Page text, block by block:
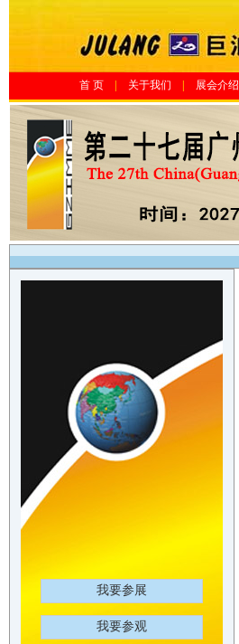
首 页 关于我们 展会介绍
我要参展
我要参观